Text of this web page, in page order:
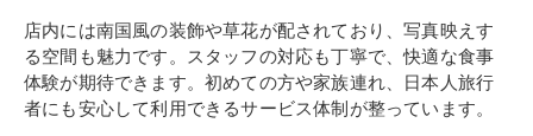
店内には南国風の装飾や草花が配されており、写真映えす
る空間も魅力です。スタッフの対応も丁寧で、快適な食事
体験が期待できます。初めての方や家族連れ、日本人旅行
者にも安心して利用できるサービス体制が整っています。